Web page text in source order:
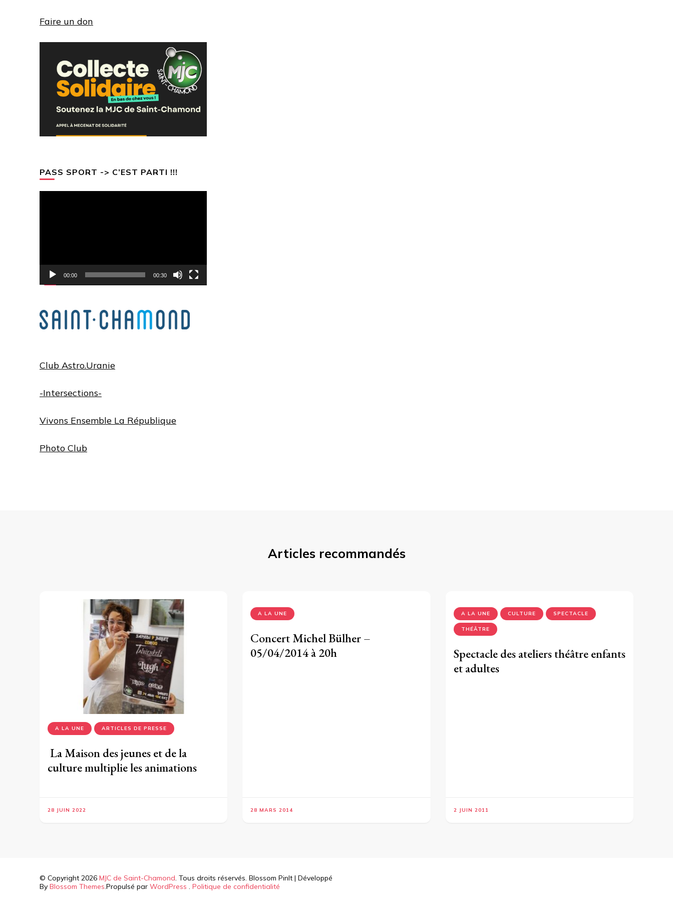
Faire un don
PASS SPORT -> C’EST PARTI !!!
00:00 00:30
Club Astro.Uranie
-Intersections-
Vivons Ensemble La République
Photo Club
Articles recommandés
A LA UNE ARTICLES DE PRESSE
La Maison des jeunes et de la
culture multiplie les animations
28 JUIN 2022
A LA UNE
Concert Michel Bülher –
05/04/2014 à 20h
28 MARS 2014
A LA UNE CULTURE SPECTACLE
THÉÂTRE
Spectacle des ateliers théâtre enfants
et adultes
2 JUIN 2011
© Copyright 2026 MJC de Saint-Chamond. Tous droits réservés. Blossom PinIt | Développé
By Blossom Themes.Propulsé par WordPress . Politique de confidentialité